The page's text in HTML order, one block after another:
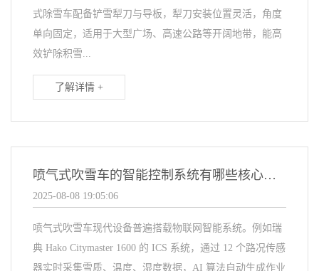
式除雪车配备铲雪犁刀与导板，犁刀安装位置灵活，角度
单向固定，适用于大型广场、高速公路等开阔地带，能高
效铲除积雪...
了解详情 +
喷气式吹雪车的智能控制系统有哪些核心功能？
2025-08-08 19:05:06
喷气式吹雪车现代设备普遍搭载物联网智能系统。例如瑞
典 Hako Citymaster 1600 的 ICS 系统，通过 12 个路况传感
器实时采集雪质、温度、湿度数据，AI 算法自动生成作业